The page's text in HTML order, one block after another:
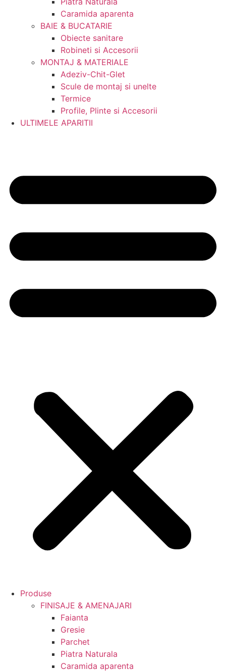
Caramida aparenta
BAIE & BUCATARIE
Obiecte sanitare
Robineti si Accesorii
MONTAJ & MATERIALE
Adeziv-Chit-Glet
Scule de montaj si unelte
Termice
Profile, Plinte si Accesorii
ULTIMELE APARITII
Produse
FINISAJE & AMENAJARI
Faianta
Gresie
Parchet
Piatra Naturala
Caramida aparenta